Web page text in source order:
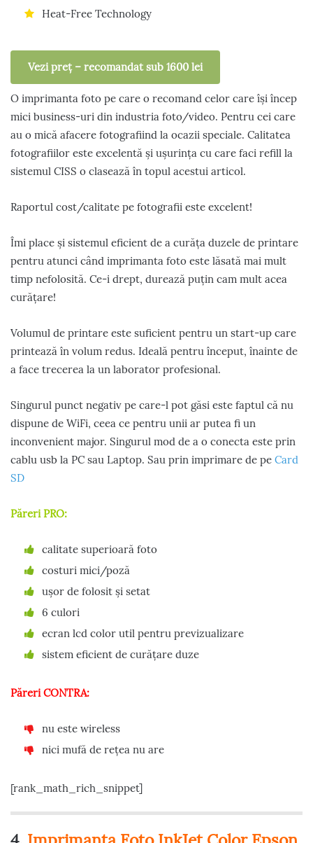
Heat-Free Technology
Vezi preț – recomandat sub 1600 lei
O imprimanta foto pe care o recomand celor care își încep
mici business-uri din industria foto/video. Pentru cei care
au o mică afacere fotografiind la ocazii speciale. Calitatea
fotografiilor este excelentă și ușurința cu care faci refill la
sistemul CISS o clasează în topul acestui articol.
Raportul cost/calitate pe fotografii este excelent!
Îmi place și sistemul eficient de a curăța duzele de printare
pentru atunci când imprimanta foto este lăsată mai mult
timp nefolosită. Ce-i drept, durează puțin cam mult acea
curățare!
Volumul de printare este suficient pentru un start-up care
printează în volum redus. Ideală pentru început, înainte de
a face trecerea la un laborator profesional.
Singurul punct negativ pe care-l pot găsi este faptul că nu
dispune de WiFi, ceea ce pentru unii ar putea fi un
inconvenient major. Singurul mod de a o conecta este prin
cablu usb la PC sau Laptop. Sau prin imprimare de pe Card
SD
Păreri PRO:
calitate superioară foto
costuri mici/poză
ușor de folosit și setat
6 culori
ecran lcd color util pentru previzualizare
sistem eficient de curățare duze
Păreri CONTRA:
nu este wireless
nici mufă de rețea nu are
[rank_math_rich_snippet]